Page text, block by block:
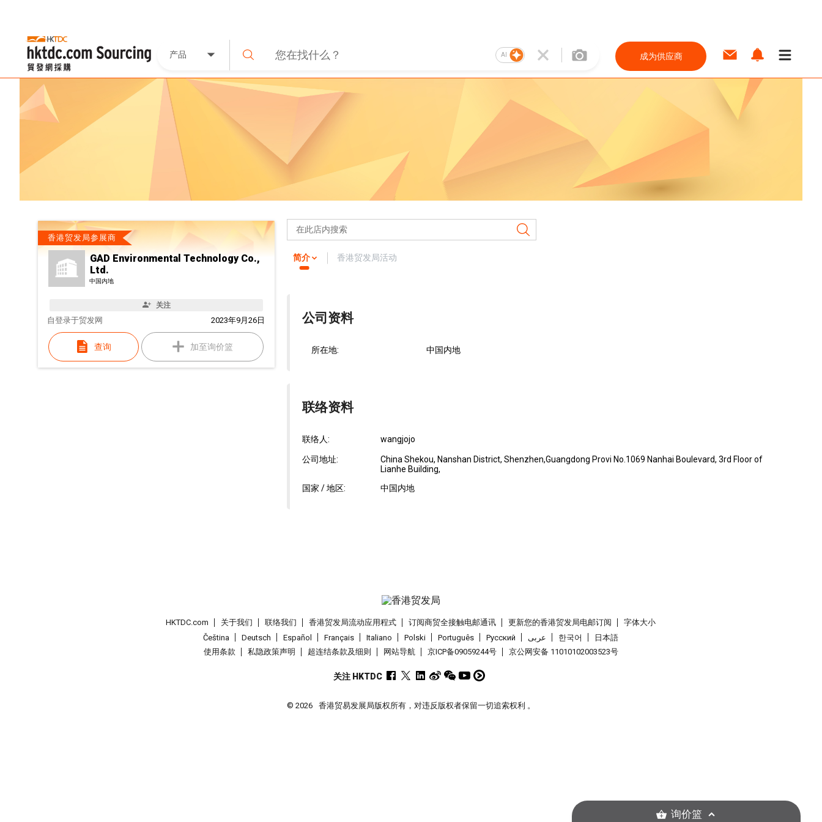
产品 AI 成为供应商
香港贸发局参展商
GAD Environmental Technology Co.,
Ltd.
中国内地
关注
自 2023年9月26日
登录于贸发网
查询 加至询价篮
简介 香港贸发局活动
公司资料
所在地: 中国内地
联络资料
联络人: wangjojo
公司地址:
China Shekou, Nanshan District, Shenzhen,Guangdong Provi No.1069 Nanhai Boulevard, 3rd Floor of
Lianhe Building,
国家 / 地区:
中国内地
HKTDC.com 关于我们 联络我们 香港贸发局流动应用程式 订阅商贸全接触电邮通讯 更新您的香港贸发局电邮订阅
字体大小
Čeština
Deutsch Español Français Italiano Polski Português Pусский عربى 한국어
日本語
使用条款
私隐政策声明 超连结条款及细则 网站导航 京ICP备09059244号 京公网安备 11010102003523号
关注 HKTDC
© 2026 香港贸易发展局版权所有，对违反版权者保留一切追索权利 。
询价篮